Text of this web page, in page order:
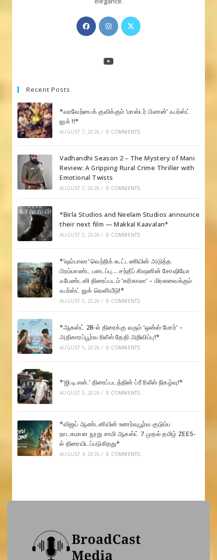
Opens
in
new
Opens
in
Opens
YouTube
Recent Posts
*வரவேற்பைக் குவிக்கும் ‘மாஸ்டர் பிளான்’ ஃபர்ஸ்ட்
லுக் !!*
AUGUST 7, 2026 / 0 COMMENTS
Vadhandhi Season 2 – The Mystery of Mani
Review: A Gripping Rural Crime Thriller with
Emotional Twists
AUGUST 7, 2026 / 0 COMMENTS
*Birla Studios and Neelam Studios announce
their next film — Makkal Kaavalan*
AUGUST 5, 2026 / 0 COMMENTS
*’ஷம்பாலா’ வெற்றிக் கூட்டணியின் அடுத்த
பிரம்மாண்ட படைப்பு… சந்தீப் கிஷனின் சோஷியோ
ஃபேண்டஸி திரைப்படம் ‘கரிகாலா’ – மிரளவைக்கும்
ஃபர்ஸ்ட் லுக் வெளியீடு!*
AUGUST 5, 2026 / 0 COMMENTS
*ஆகஸ்ட் 28-ல் திரைக்கு வரும் ‘ஒன்ஸ் மோர்’ –
அதிகாரப்பூர்வ ரிலீஸ் தேதி அறிவிப்பு!*
AUGUST 5, 2026 / 0 COMMENTS
*’ஜி.டி.என்.’ திரைப்படத்தின் ப்ரீ ரிலீஸ் நிகழ்வு!*
AUGUST 5, 2026 / 0 COMMENTS
*விஜய் ஆண்டனியின் உணர்வுபூர்வ குடும்ப
நாடகமான நூறு சாமி ஆகஸ்ட் 7 முதல் தமிழ் ZEE5-
ல் திரையிடப்படுகிறது*
AUGUST 4, 2026 / 0 COMMENTS